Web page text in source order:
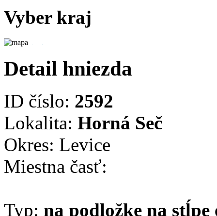
Vyber kraj
Detail hniezda
ID číslo: 2592
Lokalita: Horná Seč
Okres: Levice
Miestna časť:
Typ: na podložke na stĺpe